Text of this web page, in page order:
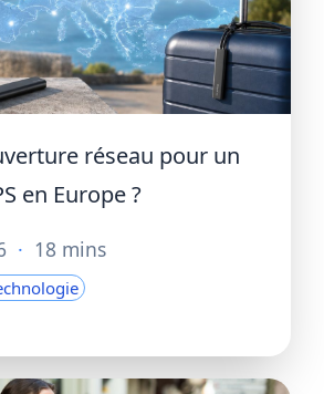
réseau pour un
en Europe ?
· 18 mins